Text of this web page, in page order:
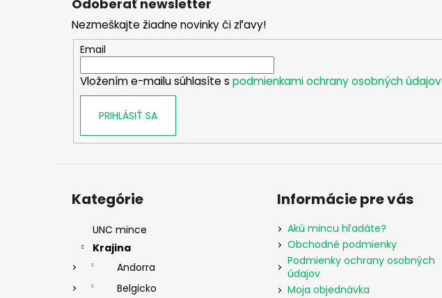
Odoberať newsletter
Nezmeškajte žiadne novinky či zľavy!
Email
Vložením e-mailu súhlasíte s podmienkami ochrany osobných údajov
PRIHLÁSIŤ SA
kategórie
Kategórie
UNC mince
Krajina
Andorra
Belgicko
Informácie pre vás
Akú mincu hľadáte?
Obchodné podmienky
Podmienky ochrany osobných
údajov
Moja objednávka